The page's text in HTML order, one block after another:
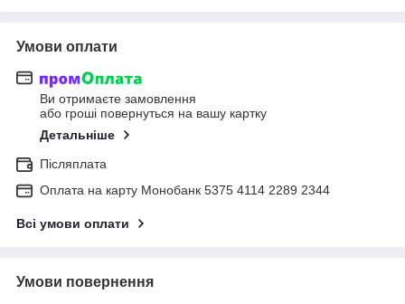
Умови оплати
Ви отримаєте замовлення
або гроші повернуться на вашу картку
Детальніше
Післяплата
Оплата на карту Монобанк 5375 4114 2289 2344
Всі умови оплати
Умови повернення